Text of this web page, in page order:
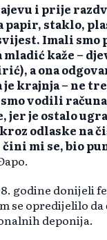
i prije
papir, staklo,
Imali smo
kaže –
a ona
krajnja – ne
vodili
jer je ostalo
odlaske na
čini mi se, bio
godine donijeli
se opredijelilo da
deponija.